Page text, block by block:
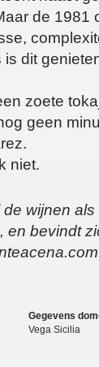
de 1981
dit
zoete
geen
niet.
wijnen
en bevindt
Gegevens
Vega Sicilia